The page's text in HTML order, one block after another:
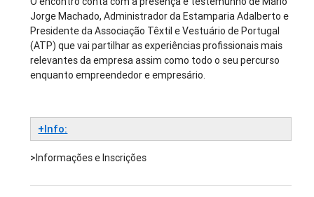
Jorge Machado, Administrador da Estamparia Adalberto e
Presidente da Associação Têxtil e Vestuário de Portugal
(ATP) que vai partilhar as experiências profissionais mais
relevantes da empresa assim como todo o seu percurso
enquanto empreendedor e empresário.
+Info:
>Informações e Inscrições